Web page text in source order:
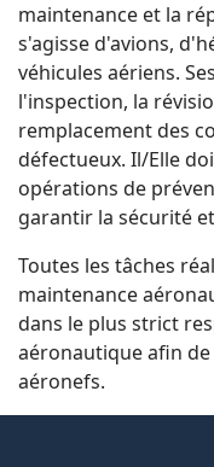
maintenance et la
s'agisse d'avions,
véhicules aériens.
l'inspection, la
remplacement des
défectueux. Il/Elle
opérations de
garantir la sécurité
Toutes les tâches
maintenance
dans le plus strict
aéronautique afin
aéronefs.